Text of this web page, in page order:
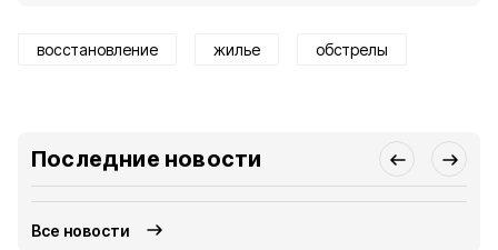
восстановление жилье обстрелы
Последние новости
Все новости